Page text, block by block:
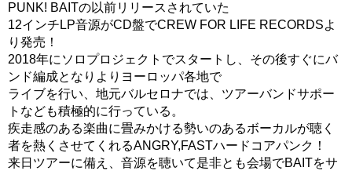
PUNK! BAITの以前リリースされていた
12インチLP音源がCD盤でCREW FOR LIFE RECORDSよ
り発売！
2018年にソロプロジェクトでスタートし、その後すぐにバ
ンド編成となりよりヨーロッパ各地で
ライブを行い、地元バルセロナでは、ツアーバンドサポー
トなども積極的に行っている。
疾走感のある楽曲に畳みかける勢いのあるボーカルが聴く
者を熱くさせてくれるANGRY,FASTハードコアパンク！
来日ツアーに備え、音源を聴いて是非とも会場でBAITをサ